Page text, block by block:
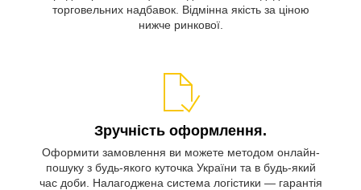
торговельних надбавок. Відмінна якість за ціною
нижче ринкової.
Зручність оформлення.
Оформити замовлення ви можете методом онлайн-
пошуку з будь-якого куточка України та в будь-який
час доби. Налагоджена система логістики — гарантія